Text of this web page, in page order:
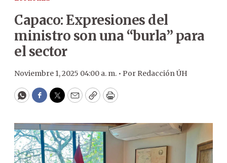
Capaco: Expresiones del
ministro son una “burla” para
el sector
Noviembre 1, 2025 04:00 a. m. • Por Redacción ÚH
WhatsApp
Facebook
Twitter
EmailCopyPrint